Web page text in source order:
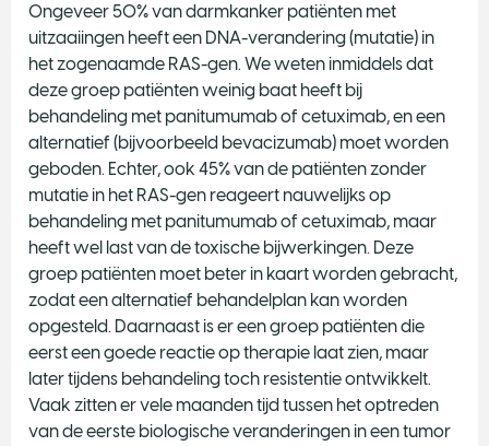
Ongeveer 50% van darmkanker patiënten met
uitzaaiingen heeft een DNA-verandering (mutatie) in
het zogenaamde RAS-gen. We weten inmiddels dat
deze groep patiënten weinig baat heeft bij
behandeling met panitumumab of cetuximab, en een
alternatief (bijvoorbeeld bevacizumab) moet worden
geboden. Echter, ook 45% van de patiënten zonder
mutatie in het RAS-gen reageert nauwelijks op
behandeling met panitumumab of cetuximab, maar
heeft wel last van de toxische bijwerkingen. Deze
groep patiënten moet beter in kaart worden gebracht,
zodat een alternatief behandelplan kan worden
opgesteld. Daarnaast is er een groep patiënten die
eerst een goede reactie op therapie laat zien, maar
later tijdens behandeling toch resistentie ontwikkelt.
Vaak zitten er vele maanden tijd tussen het optreden
van de eerste biologische veranderingen in een tumor